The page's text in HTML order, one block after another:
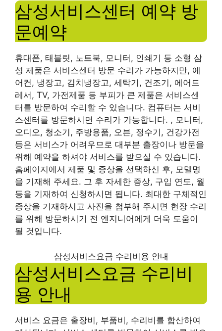
삼성서비스센터 예약 방
문예약
휴대폰, 태블릿, 노트북, 모니터, 인쇄기 등 소형 삼
성 제품은 서비스센터 방문 수리가 가능하지만, 에
어컨, 냉장고, 김치냉장고, 세탁기, 건조기, 에어드
레서, TV, 가전제품 등 부피가 큰 제품은 서비스센
터를 방문하여 수리할 수 있습니다. 컴퓨터는 서비
스센터를 방문하시면 수리가 가능합니다. , 모니터,
오디오, 청소기, 주방용품, 오븐, 정수기, 건강가전
등은 서비스가 어려우므로 대부분 출장이나 방문을
위해 예약을 하셔야 서비스를 받으실 수 있습니다.
홈페이지에서 제품 및 증상을 선택하신 후, 모델명
을 기재해 주세요. 그 후 자세한 증상, 구입 연도, 월
등을 기재하여 신청하시면 됩니다. 최대한 구체적인
증상을 기재하시고 사진을 첨부해 주시면 현장 수리
를 위해 방문하시기 전 엔지니어에게 더욱 도움이
될 것입니다.
삼성서비스요금 수리비용 안내
삼성서비스요금 수리비
용 안내
서비스 요금은 출장비, 부품비, 수리비를 합산하여